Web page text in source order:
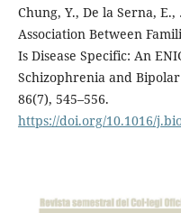
Chung, Y., De la Serna,
Association Between
Is Disease Specific: An
Schizophrenia and
86(7), 545–556.
https://doi.org/10.1016/